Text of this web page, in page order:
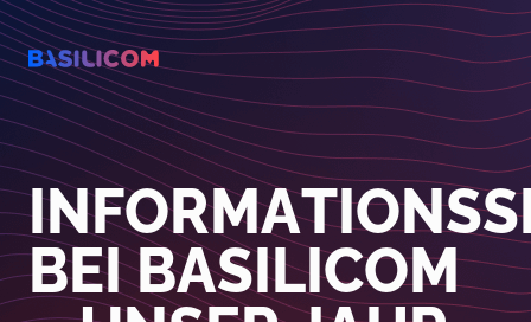
Company Logo von Basilicom GmbH
BEI BASILICOM